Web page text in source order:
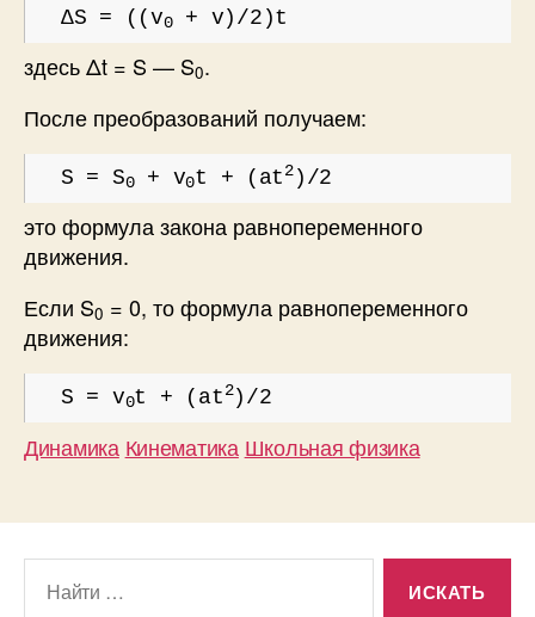
ΔS = ((v0+ v)/2)t
здесь Δt = S — S0.
После преобразований получаем:
S = S0+ v0t + (at 2)/2
это формула закона равнопеременного
движения.
Если S0 = 0, то формула равнопеременного
движения:
S = v0t + (at 2)/2
Динамика Кинематика Школьная физика